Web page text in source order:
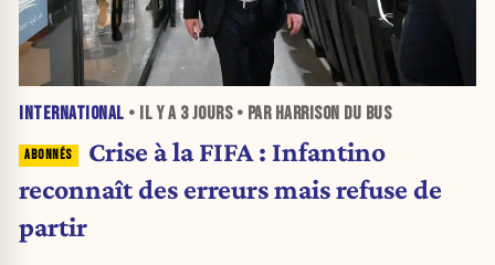
INTERNATIONAL • IL Y A 3 JOURS• PAR HARRISON DU BUS
Crise à la FIFA : Infantino
reconnaît des erreurs mais refuse de
partir